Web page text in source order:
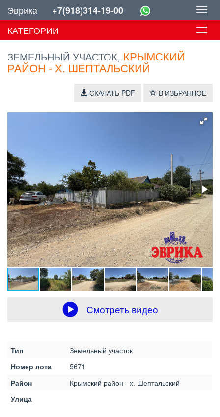
Эврика +7(918)314-19-00
КАТЕГОРИИ
ЗЕМЕЛЬНЫЙ УЧАСТОК, КРЫМСКИЙ
РАЙОН - Х. ШЕПТАЛЬСКИЙ
СКАЧАТЬ PDF В ИЗБРАННОЕ
Смотреть видео
Тип
Земельный участок
Номер лота
5671
Район
Крымский район - х. Шептальский
Улица